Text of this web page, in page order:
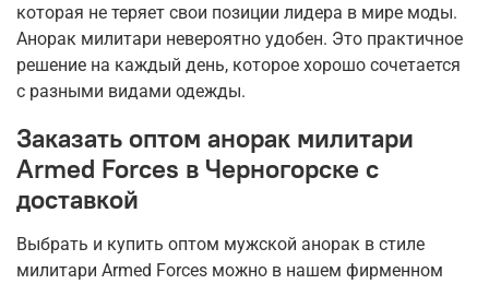
которая не теряет свои позиции лидера в мире моды.
Анорак милитари невероятно удобен. Это практичное
решение на каждый день, которое хорошо сочетается
с разными видами одежды.
Заказать оптом анорак милитари
Armed Forces в Черногорске с
доставкой
Выбрать и купить оптом мужской анорак в стиле
милитари Armed Forces можно в нашем фирменном